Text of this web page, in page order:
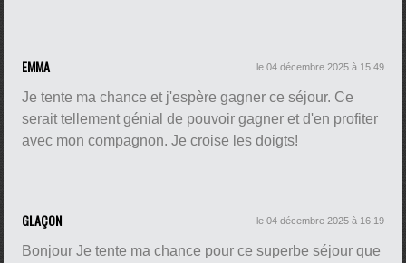
EMMA le 04 décembre 2025 à 15:49
Je tente ma chance et j'espère gagner ce séjour. Ce
serait tellement génial de pouvoir gagner et d'en profiter
avec mon compagnon. Je croise les doigts!
GLAÇON le 04 décembre 2025 à 16:19
Bonjour Je tente ma chance pour ce superbe séjour que